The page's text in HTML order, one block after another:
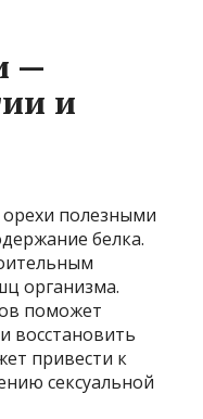
—
и
полезными
белка.
организма.
поможет
восстановить
привести к
сексуальной